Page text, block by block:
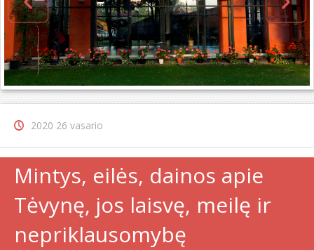
2020 26 vasario
Mintys, eilės, dainos apie
Tėvynę, jos laisvę, meilę ir
nepriklausomybę